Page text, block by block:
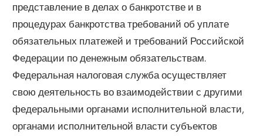
представление в делах о банкротстве и в
процедурах банкротства требований об уплате
обязательных платежей и требований Российской
Федерации по денежным обязательствам.
Федеральная налоговая служба осуществляет
свою деятельность во взаимодействии с другими
федеральными органами исполнительной власти,
органами исполнительной власти субъектов